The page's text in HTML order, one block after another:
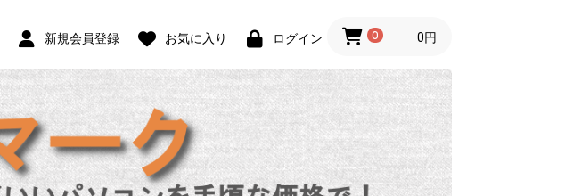
新規会員登録 お気に入り ログイン 0 0円